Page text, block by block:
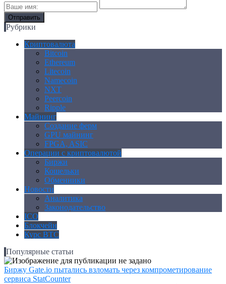
Рубрики
Криптовалюта
Bitcoin
Ethereum
Litecoin
Namecoin
NXT
Peercoin
Ripple
Майнинг
Создание ферм
GPU майнинг
FPGA, ASIC
Операции с криптовалютой
Биржи
Кошельки
Обменники
Новости
Аналитика
Законодательство
ICO
Блокчейн
Курс BTC
Популярные статьи
Биржу Gate.io пытались взломать через компрометирование
сервиса StatCounter